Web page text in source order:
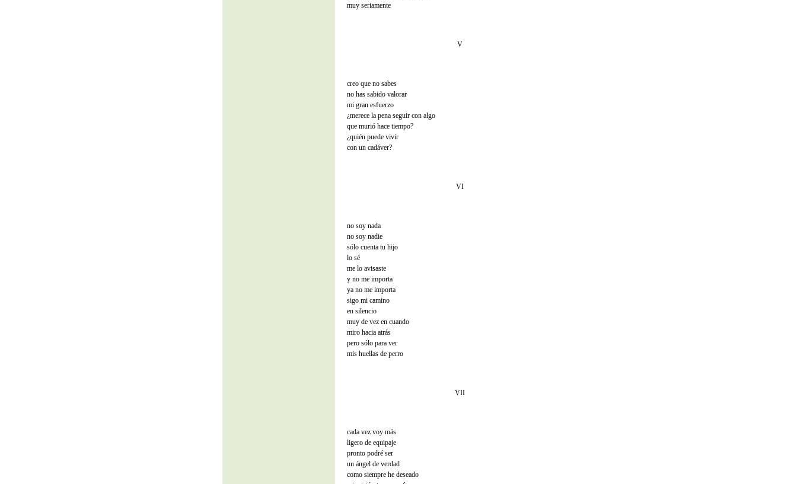
muy seriamente
V
creo que no sabes
no has sabido valorar
mi gran esfuerzo
¿merece la pena seguir con algo
que murió hace tiempo?
¿quién puede vivir
con un cadáver?
VI
no soy nada
no soy nadie
sólo cuenta tu hijo
lo sé
me lo avisaste
y no me importa
ya no me importa
sigo mi camino
en silencio
muy de vez en cuando
miro hacia atrás
pero sólo para ver
mis huellas de perro
VII
cada vez voy más
ligero de equipaje
pronto podré ser
un ángel de verdad
como siempre he deseado